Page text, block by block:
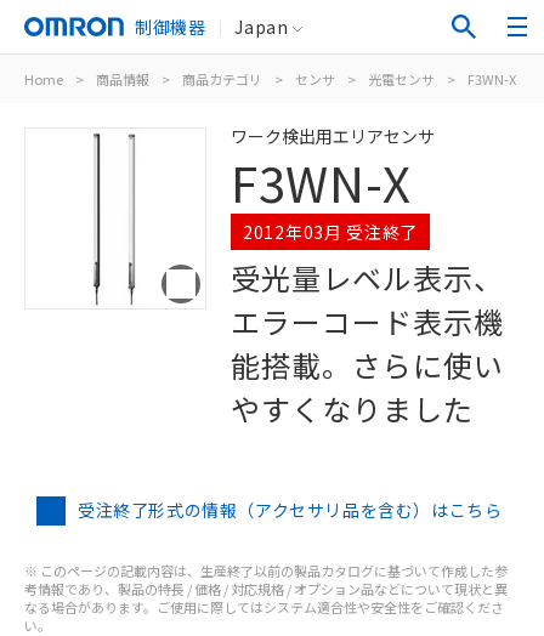
制御機器 Japan
Home > 商品情報 > 商品カテゴリ > センサ > 光電センサ > F3WN-X
ワーク検出用エリアセンサ
F3WN-X
2012年03月 受注終了
受光量レベル表示、
エラーコード表示機
能搭載。さらに使い
やすくなりました
受注終了形式の情報（アクセサリ品を含む）はこちら
※ このページの記載内容は、生産終了以前の製品カタログに基づいて作成した参
考情報であり、製品の特長 / 価格 / 対応規格 / オプション品などについて現状と異
なる場合があります。ご使用に際してはシステム適合性や安全性をご確認くださ
い。